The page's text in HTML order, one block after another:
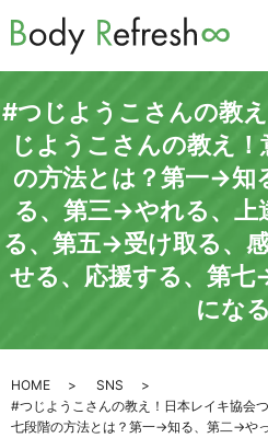
#つじようこさんの教
じようこさんの教え
の方法とは？第一→知
る、第三→やれる、上
る、第五→受け取る、
せる、応援する、第
になる
HOME
SNS
#つじようこさんの教え！日本レイキ協会
七段階の方法とは？第一→知る、第二→や